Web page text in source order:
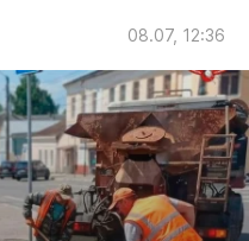
08.07, 12:36